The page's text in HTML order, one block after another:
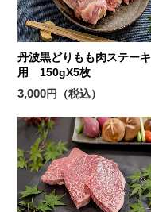
丹波黒どりもも肉ステーキ
用 150gX5枚
3,000円（税込）